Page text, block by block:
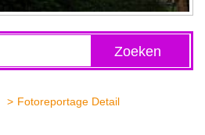
Zoeken
Fotoreportage Detail